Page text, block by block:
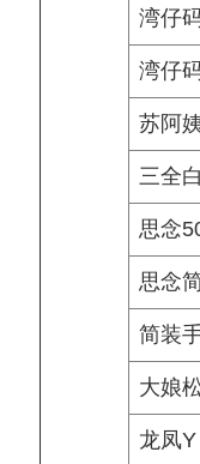
湾仔
湾仔
苏阿
三全
思念
思念
简装
大娘
龙凤